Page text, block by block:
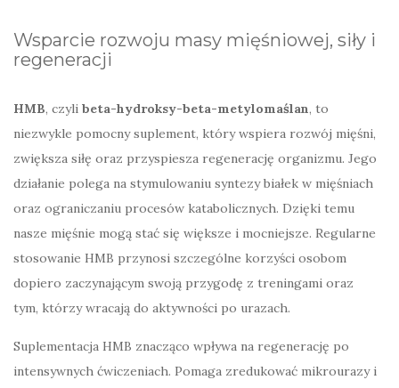
Wsparcie rozwoju masy mięśniowej, siły i
regeneracji
HMB, czyli beta-hydroksy-beta-metylomaślan, to
niezwykle pomocny suplement, który wspiera rozwój mięśni,
zwiększa siłę oraz przyspiesza regenerację organizmu. Jego
działanie polega na stymulowaniu syntezy białek w mięśniach
oraz ograniczaniu procesów katabolicznych. Dzięki temu
nasze mięśnie mogą stać się większe i mocniejsze. Regularne
stosowanie HMB przynosi szczególne korzyści osobom
dopiero zaczynającym swoją przygodę z treningami oraz
tym, którzy wracają do aktywności po urazach.
Suplementacja HMB znacząco wpływa na regenerację po
intensywnych ćwiczeniach. Pomaga zredukować mikrourazy i